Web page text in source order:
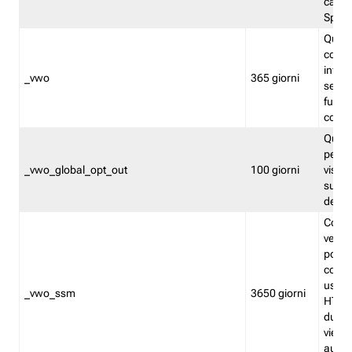
Split
_vwo 365 giorni
_vwo_global_opt_out 100 giorni
su
_vwo_ssm 3650 giorni
viene